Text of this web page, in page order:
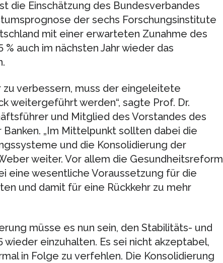
die Einschätzung des Bundesverbandes
der sechs Forschungsinstitute
mit einer erwarteten Zunahme des
auch im nächsten Jahr wieder das
zu verbessern, muss der eingeleitete
weitergeführt werden“, sagte Prof. Dr.
und Mitglied des Vorstandes des
„Im Mittelpunkt sollten dabei die
und die Konsolidierung der
weiter. Vor allem die Gesundheitsreform
eine wesentliche Voraussetzung für die
und damit für eine Rückkehr zu mehr
müsse es nun sein, den Stabilitäts- und
einzuhalten. Es sei nicht akzeptabel,
in Folge zu verfehlen. Die Konsolidierung